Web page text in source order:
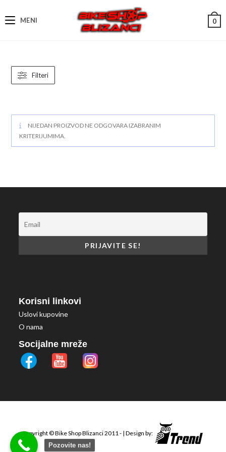
to
MENI 0
Filteri
NIJEDAN PROIZVOD NE ODGOVARA IZABRANIM
KRITERIJUMIMA.
Korisni linkovi
Uslovi kupovine
O nama
Socijalne mreže
Copyright ©Bike Shop Blizanci2011 - | Design by:
Pozovite nas!